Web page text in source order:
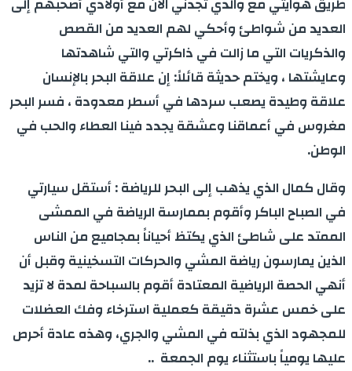
العديد من شواطئ وأحكي لهم العديد من القصص
والذكريات التي ما زالت في ذاكرتي والتي شاهدتها
وعايشتها ، ويختم حديثة قائلاً: إن علاقة البحر بالإنسان
علاقة وطيدة يصعب سردها في أسطر معدودة ، فسر البحر
مغروس في أعماقنا وعشقة يجدد فينا العطاء والحب في
الوطن.
وقال كمال الذي يذهب إلى البحر للرياضة : أستقل سيارتي
في الصباح الباكر وأقوم بممارسة الرياضة في الممشى
الممتد على شاطئ الذي يكتظ أحياناً بمجاميع من الناس
الذين يمارسون رياضة المشي والحركات التسخينية وقبل أن
أنهي الحصة الرياضية المعتادة أقوم بالسباحة لمدة لا تزيد
على خمس عشرة دقيقة كعملية استرخاء وفك العضلات
للمجهود الذي بذلته في المشي والجري، وهذه عادة أحرص
عليها يومياً باستثناء يوم الجمعة ..